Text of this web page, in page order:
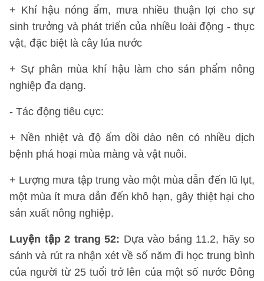
+ Khí hậu nóng ẩm, mưa nhiều thuận lợi cho sự
sinh trưởng và phát triển của nhiều loài động - thực
vật, đặc biệt là cây lúa nước
+ Sự phân mùa khí hậu làm cho sản phẩm nông
nghiệp đa dạng.
- Tác động tiêu cực:
+ Nền nhiệt và độ ẩm dồi dào nên có nhiều dịch
bệnh phá hoại mùa màng và vật nuôi.
+ Lượng mưa tập trung vào một mùa dẫn đến lũ lụt,
một mùa ít mưa dẫn đến khô hạn, gây thiệt hại cho
sản xuất nông nghiệp.
Luyện tập 2 trang 52: Dựa vào bảng 11.2, hãy so
sánh và rút ra nhận xét về số năm đi học trung bình
của người từ 25 tuổi trở lên của một số nước Đông